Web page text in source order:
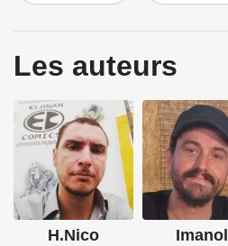
Les auteurs
H.Nico
Imanol